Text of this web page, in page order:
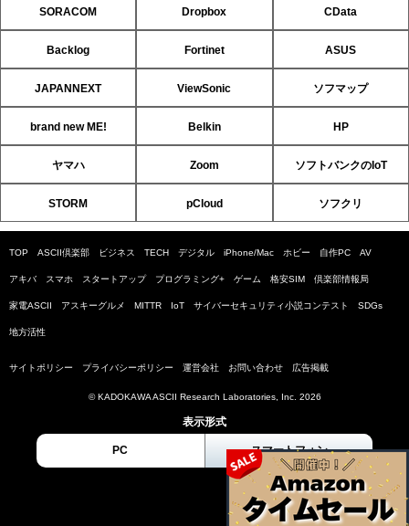
SORACOM Dropbox CData
Backlog Fortinet ASUS
JAPANNEXT ViewSonic ソフマップ
brand new ME! Belkin HP
ヤマハ Zoom ソフトバンクのIoT
STORM pCloud ソフクリ
TOP ASCII倶楽部 ビジネス TECH デジタル iPhone/Mac ホビー 自作PC AV
アキバ スマホ スタートアップ プログラミング+ ゲーム 格安SIM 倶楽部情報局
家電ASCII アスキーグルメ MITTR IoT サイバーセキュリティ小説コンテスト SDGs
地方活性
サイトポリシー プライバシーポリシー 運営会社 お問い合わせ 広告掲載
© KADOKAWA ASCII Research Laboratories, Inc. 2026
表示形式
PC スマートフォン